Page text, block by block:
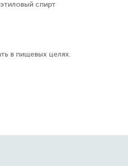
спирт
в пищевых целях.